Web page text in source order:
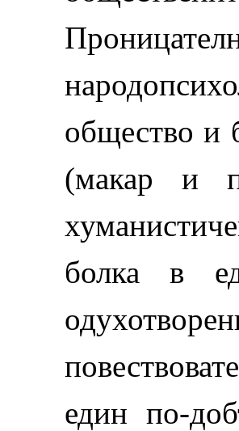
общество и
(макар и
болка в
един по-